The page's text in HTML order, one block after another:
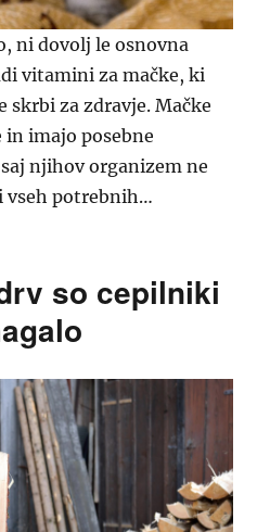
ni dovolj le osnovna
vitamini za mačke, ki
skrbi za zdravje. Mačke
imajo posebne
njihov organizem ne
vseh potrebnih…
so cepilniki